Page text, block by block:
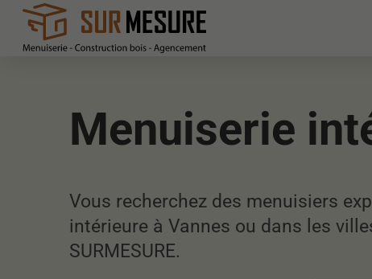
Menuiserie
Vous recherchez des menuisiers
intérieure à Vannes ou dans les
SURMESURE.